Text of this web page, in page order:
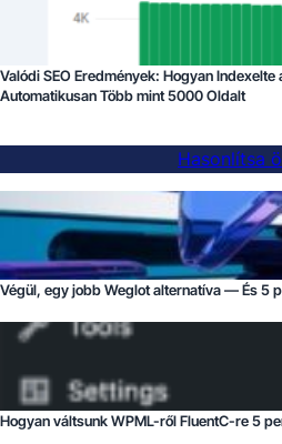
Valódi SEO Eredmények: Hogyan
Automatikusan Több mint 5000 Oldalt
Hasonlítsa
Végül, egy jobb Weglot alternatíva — És 5
Hogyan váltsunk WPML-ről FluentC-re 5